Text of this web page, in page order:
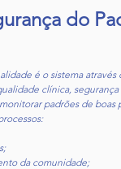
do
é o sistema
clínica,
padrões de boas
da comunidade;